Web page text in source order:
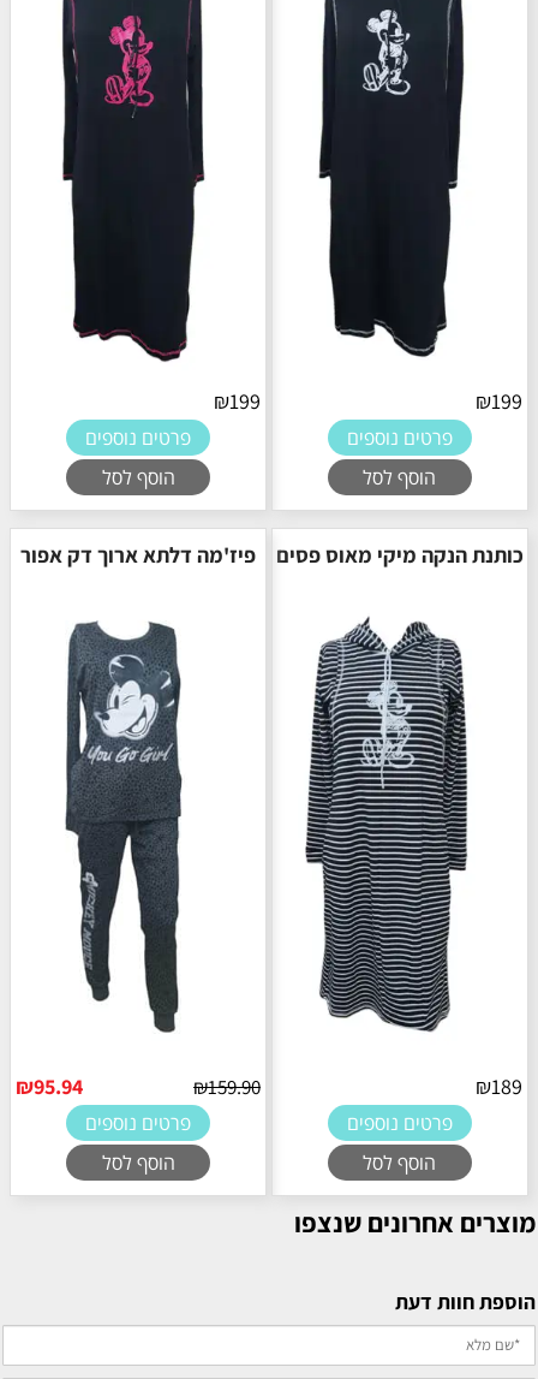
₪199
פרטים נוספים
הוסף לסל
₪199
פרטים נוספים
הוסף לסל
כותנת הנקה מיקי מאוס פסים
₪189
פרטים נוספים
הוסף לסל
פיז'מה דלתא ארוך דק אפור
₪159.90
₪95.94
פרטים נוספים
הוסף לסל
מוצרים אחרונים שנצפו
הוספת חוות דעת